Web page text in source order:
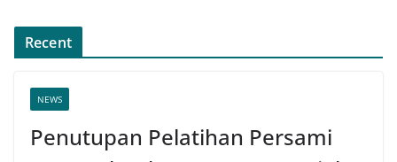
Recent
NEWS
Penutupan Pelatihan Persami